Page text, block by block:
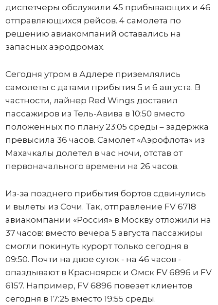
диспетчеры обслужили 45 прибывающих и 46
отправляющихся рейсов. 4 самолета по
решению авиакомпаний оставались на
запасных аэродромах.
Сегодня утром в Адлере приземлялись
самолеты с датами прибытия 5 и 6 августа. В
частности, лайнер Red Wings доставил
пассажиров из Тель-Авива в 10:50 вместо
положенных по плану 23:05 среды – задержка
превысила 36 часов. Самолет «Аэрофлота» из
Махачкалы долетел в час ночи, отстав от
первоначального времени на 26 часов.
Из-за позднего прибытия бортов сдвинулись
и вылеты из Сочи. Так, отправление FV 6718
авиакомпании «Россия» в Москву отложили на
37 часов: вместо вечера 5 августа пассажиры
смогли покинуть курорт только сегодня в
09:50. Почти на двое суток - на 46 часов -
опаздывают в Красноярск и Омск FV 6896 и FV
6157. Например, FV 6896 повезет клиентов
сегодня в 17:25 вместо 19:55 среды.